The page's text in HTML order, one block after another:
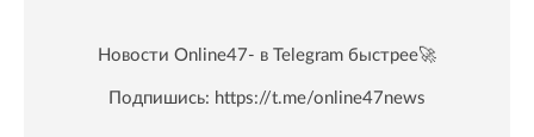
Новости Online47- в Telegram быстрее🚀
Подпишись: https://t.me/online47news